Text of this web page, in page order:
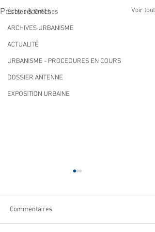
Écoles & Crèches
ARCHIVES URBANISME
ACTUALITÉ
URBANISME - PROCEDURES EN COURS
DOSSIER ANTENNE
EXPOSITION URBAINE
Posts récents Voir tout
Commentaires